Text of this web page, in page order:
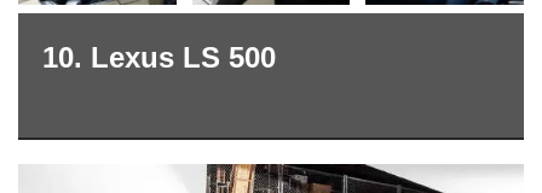
10. Lexus LS 500